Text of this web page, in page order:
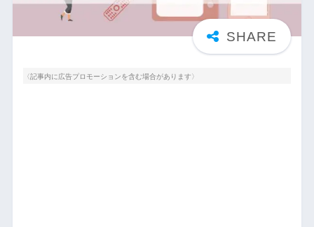
〈記事内に広告プロモーションを含む場合があります〉